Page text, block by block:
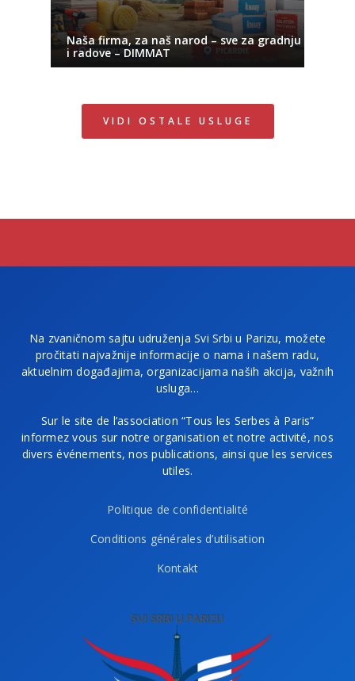
Naša firma, za naš narod – sve za gradnju
i radove – DIMMAT
VIDI OSTALE USLUGE
Na zvaničnom sajtu udruženja Svi Srbi u Parizu, možete
pročitati najvažnije informacije o nama i našem radu,
aktuelnim događajima, organizacijama naših akcija, važnih
usluga…
Sur le site de l’association “Tous les Serbes à Paris”
informez vous sur notre organisation et notre activité, nos
divers événements, nos publications, ainsi que les services
utiles.
Politique de confidentialité
Conditions générales d’utilisation
Kontakt